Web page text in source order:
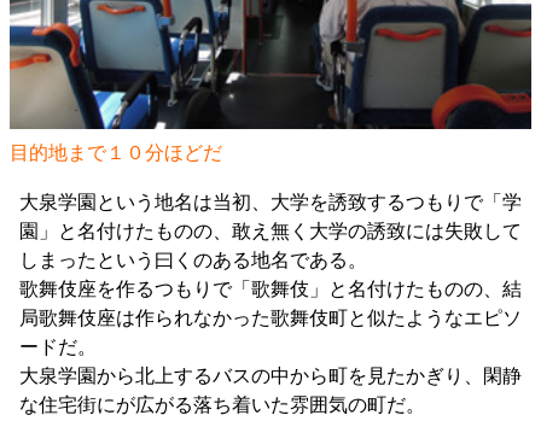
目的地まで１０分ほどだ
大泉学園という地名は当初、大学を誘致するつもりで「学
園」と名付けたものの、敢え無く大学の誘致には失敗して
しまったという曰くのある地名である。
歌舞伎座を作るつもりで「歌舞伎」と名付けたものの、結
局歌舞伎座は作られなかった歌舞伎町と似たようなエピソ
ードだ。
大泉学園から北上するバスの中から町を見たかぎり、閑静
な住宅街にが広がる落ち着いた雰囲気の町だ。